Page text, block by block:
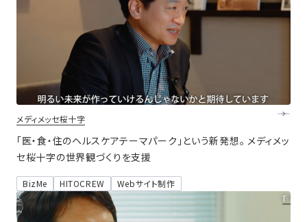
メディメッセ桜十字
「医・食・住のヘルスケアテーマパーク」という新発想。 メディメッ
セ桜十字の世界観づくりを支援
BizMe HITOCREW Webサイト制作